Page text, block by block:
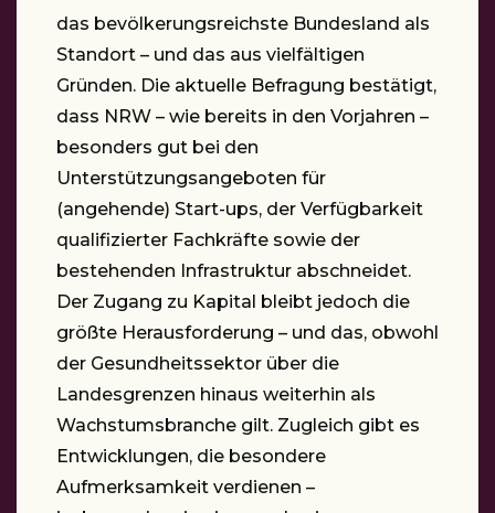
das bevölkerungsreichste Bundesland als
Standort – und das aus vielfältigen
Gründen. Die aktuelle Befragung bestätigt,
dass NRW – wie bereits in den Vorjahren –
besonders gut bei den
Unterstützungsangeboten für
(angehende) Start-ups, der Verfügbarkeit
qualifizierter Fachkräfte sowie der
bestehenden Infrastruktur abschneidet.
Der Zugang zu Kapital bleibt jedoch die
größte Herausforderung – und das, obwohl
der Gesundheitssektor über die
Landesgrenzen hinaus weiterhin als
Wachstumsbranche gilt. Zugleich gibt es
Entwicklungen, die besondere
Aufmerksamkeit verdienen –